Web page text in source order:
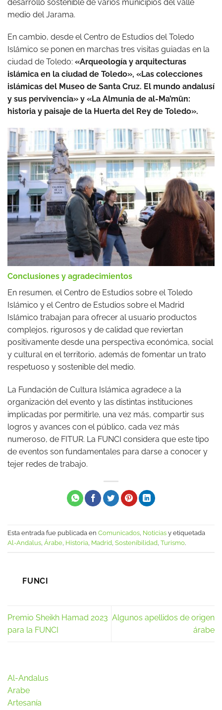
desarrollo sostenible de varios municipios del valle
medio del Jarama.
En cambio, desde el Centro de Estudios del Toledo
Islámico se ponen en marchas tres visitas guiadas en la
ciudad de Toledo: «Arqueología y arquitecturas
islámica en la ciudad de Toledo», «Las colecciones
islámicas del Museo de Santa Cruz. El mundo andalusí
y sus pervivencia» y «La Almunia de al-Ma’mūn:
historia y paisaje de la Huerta del Rey de Toledo».
Conclusiones y agradecimientos
En resumen, el Centro de Estudios sobre el Toledo
Islámico y el Centro de Estudios sobre el Madrid
Islámico trabajan para ofrecer al usuario productos
complejos, rigurosos y de calidad que reviertan
positivamente desde una perspectiva económica, social
y cultural en el territorio, además de fomentar un trato
respetuoso y sostenible del medio.
La Fundación de Cultura Islámica agradece a la
organización del evento y las distintas instituciones
implicadas por permitirle, una vez más, compartir sus
logros y avances con el público, cada vez más
numeroso, de FITUR. La FUNCI considera que este tipo
de eventos son fundamentales para darse a conocer y
tejer redes de trabajo.
Esta entrada fue publicada en Comunicados, Noticias y etiquetada
Al-Andalus, Árabe, Historia, Madrid, Sostenibilidad, Turismo.
FUNCI
Premio Sheikh Hamad 2023
para la FUNCI
Algunos apellidos de origen
árabe
Al-Andalus
Arabe
Artesanía